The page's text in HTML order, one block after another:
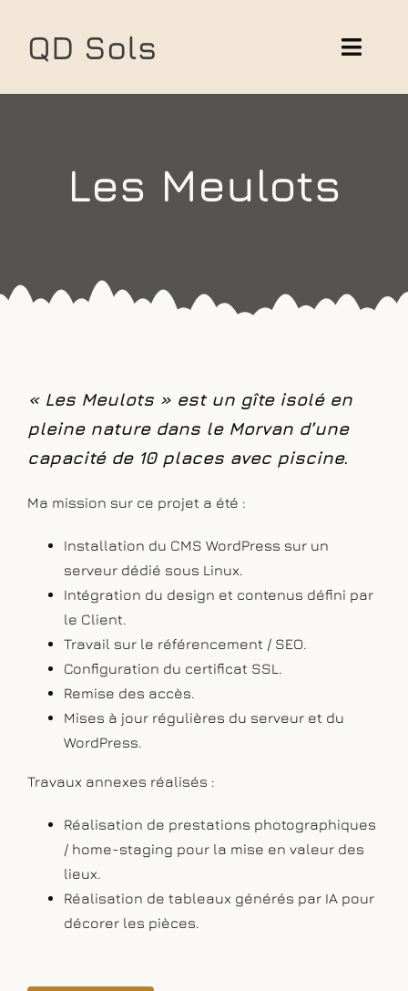
contentQD Sols
Les Meulots
« Les Meulots » est un gîte isolé en
pleine nature dans le Morvan d’une
capacité de 10 places avec piscine.
Ma mission sur ce projet a été :
Installation du CMS WordPress sur un
serveur dédié sous Linux.
Intégration du design et contenus défini par
le Client.
Travail sur le référencement / SEO.
Configuration du certificat SSL.
Remise des accès.
Mises à jour régulières du serveur et du
WordPress.
Travaux annexes réalisés :
Réalisation de prestations photographiques
/ home-staging pour la mise en valeur des
lieux.
Réalisation de tableaux générés par IA pour
décorer les pièces.